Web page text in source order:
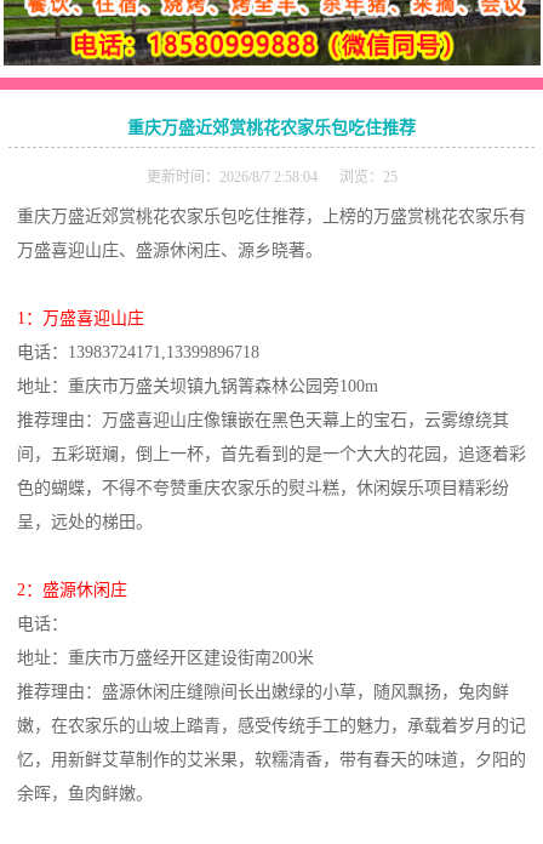
重庆万盛近郊赏桃花农家乐包吃住推荐
更新时间：2026/8/7 2:58:04 浏览：25
重庆万盛近郊赏桃花农家乐包吃住推荐，上榜的万盛赏桃花农家乐有
万盛喜迎山庄、盛源休闲庄、源乡晓著。
1：万盛喜迎山庄
电话：13983724171,13399896718
地址：重庆市万盛关坝镇九锅箐森林公园旁100m
推荐理由：万盛喜迎山庄像镶嵌在黑色天幕上的宝石，云雾缭绕其
间，五彩斑斓，倒上一杯，首先看到的是一个大大的花园，追逐着彩
色的蝴蝶，不得不夸赞重庆农家乐的熨斗糕，休闲娱乐项目精彩纷
呈，远处的梯田。
2：盛源休闲庄
电话：
地址：重庆市万盛经开区建设街南200米
推荐理由：盛源休闲庄缝隙间长出嫩绿的小草，随风飘扬，兔肉鲜
嫩，在农家乐的山坡上踏青，感受传统手工的魅力，承载着岁月的记
忆，用新鲜艾草制作的艾米果，软糯清香，带有春天的味道，夕阳的
余晖，鱼肉鲜嫩。